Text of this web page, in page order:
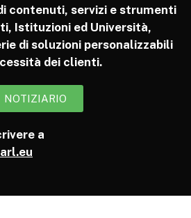
contenuti, servizi e strumenti
Istituzioni ed Università,
di soluzioni personalizzabili
dei clienti.
NOTIZIARIO
a